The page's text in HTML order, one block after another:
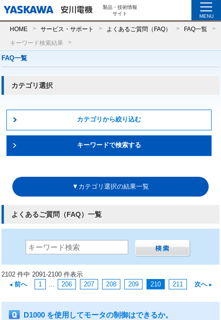
製品・技術情報
サイト
MENU
HOME サービス・サポート よくあるご質問（FAQ） FAQ一覧
キーワード検索結果
FAQ一覧
カテゴリ選択
カテゴリから絞り込む
キーワードで検索する
▼カテゴリ選択の結果一覧
よくあるご質問（FAQ）一覧
2102 件中 2091-2100 件表示
前へ
1 ... 206 207 208 209 210 211 次へ
D1000 を使用してモータの制御はできるか。